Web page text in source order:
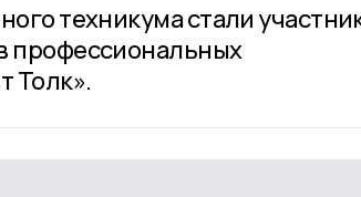
техникума стали
профессиональных
Толк».